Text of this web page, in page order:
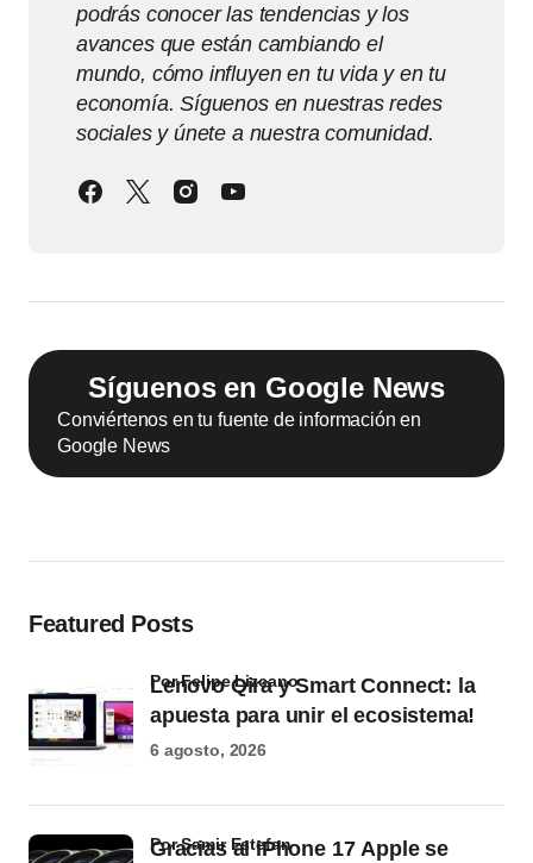
podrás conocer las tendencias y los
avances que están cambiando el
mundo, cómo influyen en tu vida y en tu
economía. Síguenos en nuestras redes
sociales y únete a nuestra comunidad.
Síguenos en Google News
Conviértenos en tu fuente de información en
Google News
Featured Posts
Lenovo Qira y Smart Connect: la
apuesta para unir el ecosistema!
por Felipe Lizcano
6 agosto, 2026
Gracias al iPhone 17 Apple se
por Samir Estefan